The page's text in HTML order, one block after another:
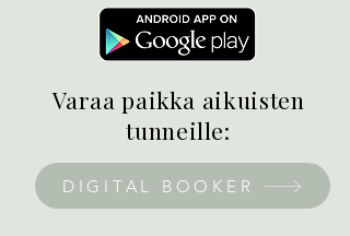
Varaa paikka aikuisten
tunneille:
DIGITAL BOOKER